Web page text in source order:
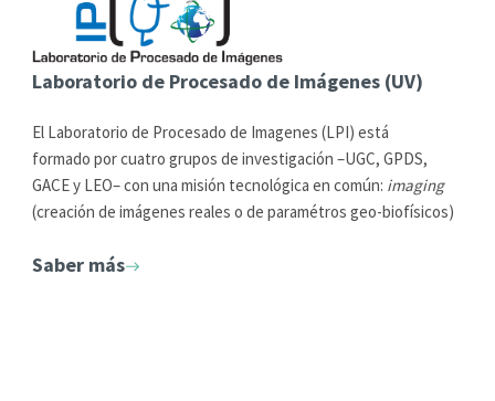
Laboratorio de Procesado de Imágenes (UV)
El Laboratorio de Procesado de Imagenes (LPI) está
formado por cuatro grupos de investigación –UGC, GPDS,
GACE y LEO– con una misión tecnológica en común: imaging
(creación de imágenes reales o de paramétros geo-biofísicos)
Saber más